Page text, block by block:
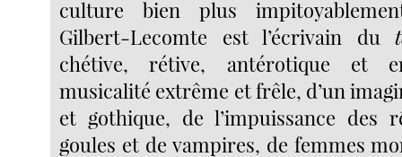
culture bien plus
Gilbert-Lecomte est l’écrivain du
chétive, rétive, antérotique et
musicalité extrême et frêle, d’un
et gothique, de l’impuissance des
goules et de vampires, de femmes